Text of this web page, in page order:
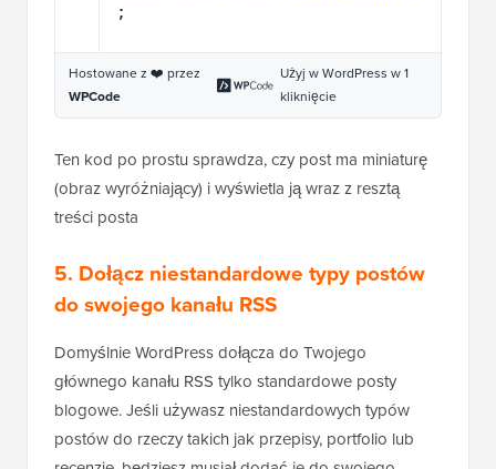
;
Hostowane z ❤️ przez
WPCode
Użyj w WordPress w 1
kliknięcie
Ten kod po prostu sprawdza, czy post ma miniaturę
(obraz wyróżniający) i wyświetla ją wraz z resztą
treści posta
5. Dołącz niestandardowe typy postów
do swojego kanału RSS
Domyślnie WordPress dołącza do Twojego
głównego kanału RSS tylko standardowe posty
blogowe. Jeśli używasz niestandardowych typów
postów do rzeczy takich jak przepisy, portfolio lub